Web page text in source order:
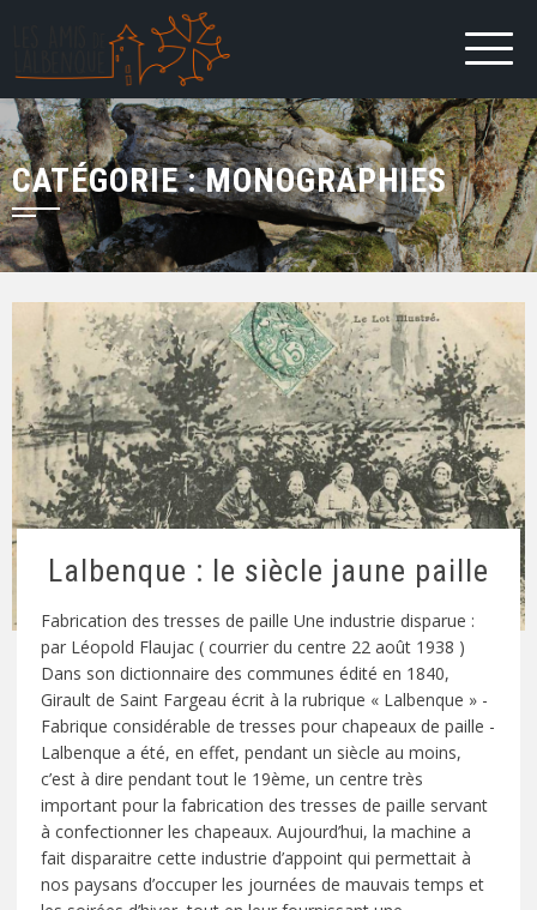
CATÉGORIE : MONOGRAPHIES
Lalbenque : le siècle jaune paille
Fabrication des tresses de paille Une industrie disparue :
par Léopold Flaujac ( courrier du centre 22 août 1938 )
Dans son dictionnaire des communes édité en 1840,
Girault de Saint Fargeau écrit à la rubrique « Lalbenque » -
Fabrique considérable de tresses pour chapeaux de paille -
Lalbenque a été, en effet, pendant un siècle au moins,
c’est à dire pendant tout le 19ème, un centre très
important pour la fabrication des tresses de paille servant
à confectionner les chapeaux. Aujourd’hui, la machine a
fait disparaitre cette industrie d’appoint qui permettait à
nos paysans d’occuper les journées de mauvais temps et